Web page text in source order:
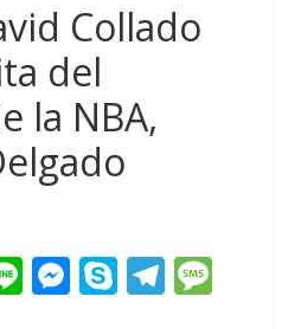
Collado
del
la NBA,
Li M S T